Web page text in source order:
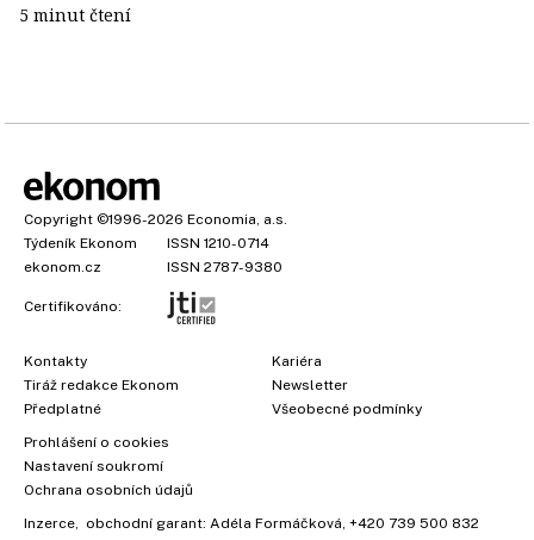
5 minut čtení
Copyright ©1996-2026 Economia, a.s.
Týdeník Ekonom
ISSN 1210-0714
ekonom.cz
ISSN 2787-9380
Certifikováno:
Kontakty
Tiráž redakce Ekonom
Předplatné
Kariéra
Newsletter
Všeobecné podmínky
Prohlášení o cookies
Nastavení soukromí
Ochrana osobních údajů
Inzerce , obchodní garant: Adéla Formáčková +420 739 500 832